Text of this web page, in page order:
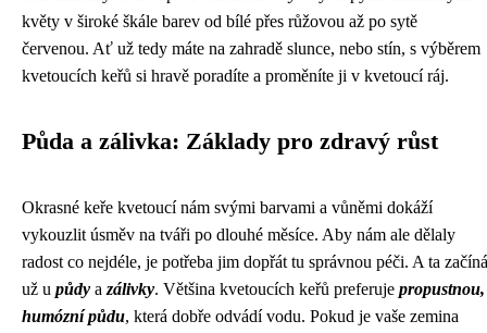
květy v široké škále barev od bílé přes růžovou až po sytě
červenou. Ať už tedy máte na zahradě slunce, nebo stín, s výběrem
kvetoucích keřů si hravě poradíte a proměníte ji v kvetoucí ráj.
Půda a zálivka: Základy pro zdravý růst
Okrasné keře kvetoucí nám svými barvami a vůněmi dokáží
vykouzlit úsměv na tváři po dlouhé měsíce. Aby nám ale dělaly
radost co nejdéle, je potřeba jim dopřát tu správnou péči. A ta začíná
už u půdy a zálivky. Většina kvetoucích keřů preferuje propustnou,
humózní půdu, která dobře odvádí vodu. Pokud je vaše zemina